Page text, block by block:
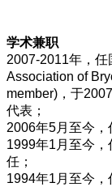
学术兼职
2007-2011年，任
Association of
member)，于
代表；
2006年5月至今，
1999年1月至今
任；
1994年1月至今，